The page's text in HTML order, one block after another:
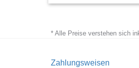
multiple
The
* Alle Preise verstehen sich
Zahlungsweisen